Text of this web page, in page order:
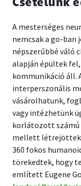
Csetelünk
A mesterséges
nemcsak a go-ban
népszerűbbé váló
alapján épültek
kommunikáció áll.
interperszonális
vásárolhatunk,
vagy intézhetünk
korlátozott számú
mellett létrejöttek
360 fokos
törekedtek, hogy
említett Eugene